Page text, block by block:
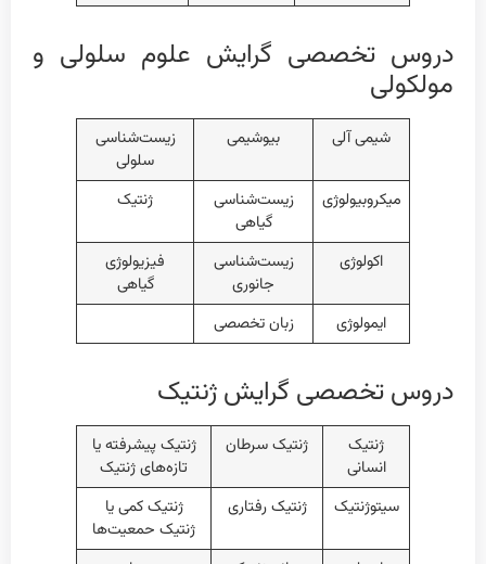
دروس تخصصی گرایش علوم سلولی و
مولکولی
شیمی آلی بیوشیمی
زیست‌شناسی
سلولی
میکروبیولوژی
زیست‌شناسی
گیاهی
ژنتیک
اکولوژی
زیست‌شناسی
جانوری
فیزیولوژی
گیاهی
ایمولوژی
زبان تخصصی
دروس تخصصی گرایش ژنتیک
ژنتیک
انسانی
ژنتیک سرطان
ژنتیک پیشرفته یا
تازه‌های ژنتیک
سیتوژنتیک
ژنتیک رفتاری
ژنتیک کمی یا
ژنتیک حمعیت‌ها